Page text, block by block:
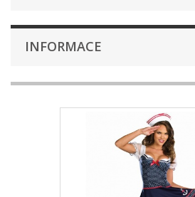
INFORMACE